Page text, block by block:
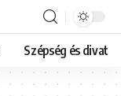
Szépség és divat